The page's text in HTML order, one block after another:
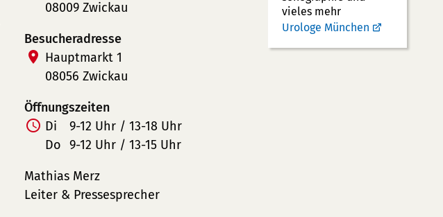
08009 Zwickau
Besucheradresse
Hauptmarkt 1
08056 Zwickau
Öffnungszeiten
Di
9-12 Uhr / 13-18 Uhr
Do 9-12 Uhr / 13-15 Uhr
Mathias Merz
Leiter & Pressesprecher
vieles mehr
Urologe München